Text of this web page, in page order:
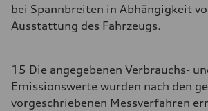
bei Spannbreiten in Abhängigkeit
Ausstattung des Fahrzeugs.
15 Die angegebenen Verbrauchs-
Emissionswerte wurden nach den
vorgeschriebenen Messverfahren